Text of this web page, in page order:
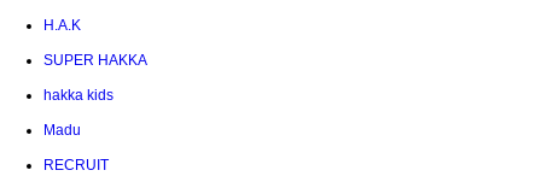
H.A.K
SUPER HAKKA
hakka kids
Madu
RECRUIT